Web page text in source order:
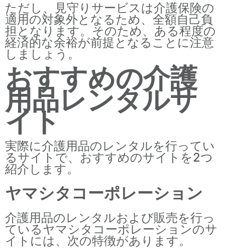
ただし、見守りサービスは介護保険の
適用の対象外となるため、全額自己負
担となります。そのため、ある程度の
経済的な余裕が前提となることに注意
しましょう。
おすすめの介護
用品レンタルサ
イト
実際に介護用品のレンタルを行ってい
るサイトで、おすすめのサイトを2つ
紹介します。
ヤマシタコーポレーション
介護用品のレンタルおよび販売を行っ
ているヤマシタコーポレーションのサ
イトには、次の特徴があります。